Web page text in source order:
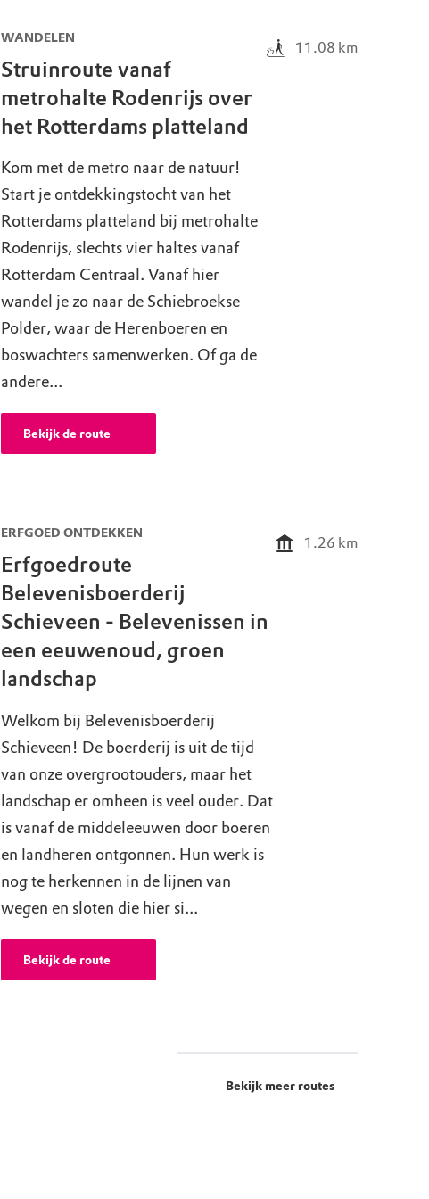
WANDELEN
Struinroute vanaf
metrohalte Rodenrijs over
het Rotterdams platteland
Kom met de metro naar de natuur!
Start je ontdekkingstocht van het
Rotterdams platteland bij metrohalte
Rodenrijs, slechts vier haltes vanaf
Rotterdam Centraal. Vanaf hier
wandel je zo naar de Schiebroekse
Polder, waar de Herenboeren en
boswachters samenwerken. Of ga de
andere...
Bekijk de route
11.08 km
ERFGOED ONTDEKKEN
Erfgoedroute
Belevenisboerderij
Schieveen - Belevenissen in
een eeuwenoud, groen
landschap
Welkom bij Belevenisboerderij
Schieveen! De boerderij is uit de tijd
van onze overgrootouders, maar het
landschap er omheen is veel ouder. Dat
is vanaf de middeleeuwen door boeren
en landheren ontgonnen. Hun werk is
nog te herkennen in de lijnen van
wegen en sloten die hier si...
Bekijk de route
1.26 km
Bekijk meer routes